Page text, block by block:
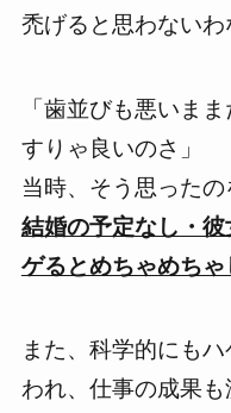
禿げると思わない
「歯並びも悪いま
すりゃ良いのさ」
当時、そう思ったの
結婚の予定なし・
ゲるとめちゃめちゃ
また、 科学的にも
われ、仕事の成果も